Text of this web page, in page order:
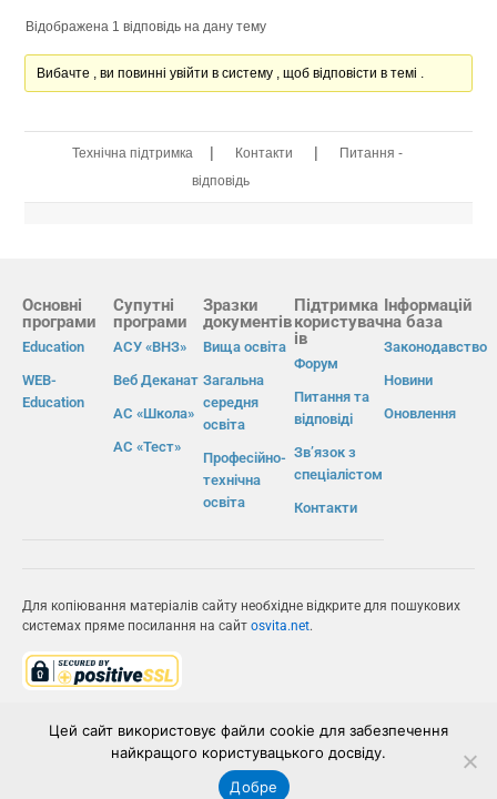
Відображена 1 відповідь на дану тему
Вибачте , ви повинні увійти в систему , щоб відповісти в темі .
Технічна підтримка | Контакти |
Питання -
відповідь
Основні
програми
Education
WEB-
Education
Супутні
програми
АСУ «ВНЗ»
Веб Деканат
АС «Школа»
АС «Тест»
Зразки
документів
Вища освіта
Загальна
середня
освіта
Професійно-
технічна
освіта
Підтримка
користувач
ів
Форум
Питання та
відповіді
Зв’язок з
спеціалістом
Контакти
Інформацій
на база
Законодавство
Новини
Оновлення
Для копіювання матеріалів сайту необхідне відкрите для пошукових
системах пряме посилання на сайт osvita.net.
ІВС «ОСВІТА»
Цей сайт використовує файли cookie для забезпечення
найкращого користувацького досвіду.
Добре